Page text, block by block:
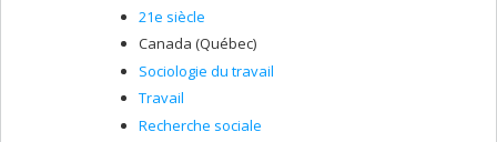
21e siècle
Canada (Québec)
Sociologie du travail
Travail
Recherche sociale